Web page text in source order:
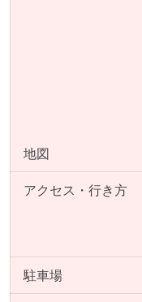
地図
アクセス・行き方
駐車場